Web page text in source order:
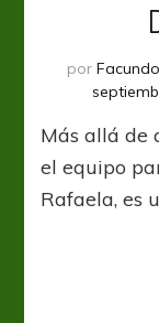
por
Más allá de
el equipo
Rafaela, es